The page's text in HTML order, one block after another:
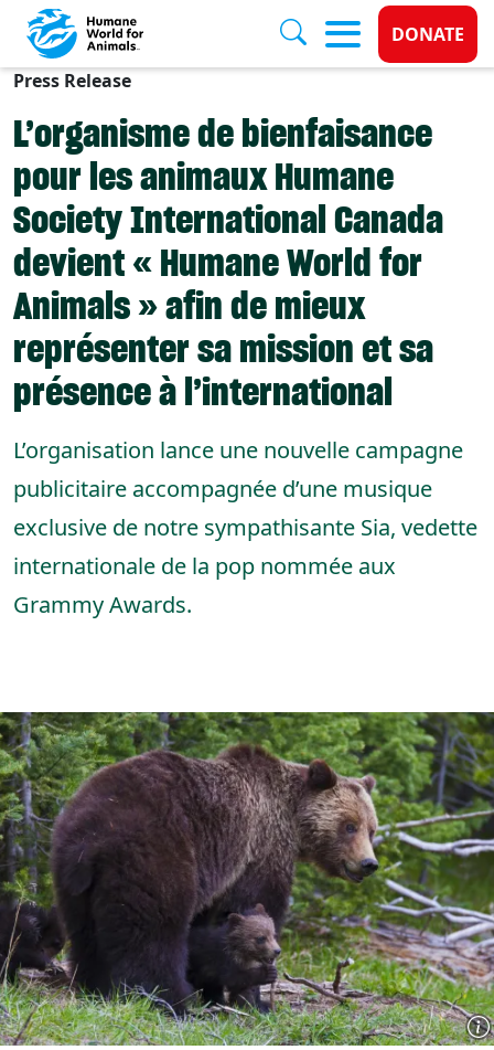
Skip to main content
Donate
DONATE
Press Release
L’organisme de bienfaisance
pour les animaux Humane
Society International Canada
devient « Humane World for
Animals » afin de mieux
représenter sa mission et sa
présence à l’international
L’organisation lance une nouvelle campagne
publicitaire accompagnée d’une musique
exclusive de notre sympathisante Sia, vedette
internationale de la pop nommée aux
Grammy Awards.